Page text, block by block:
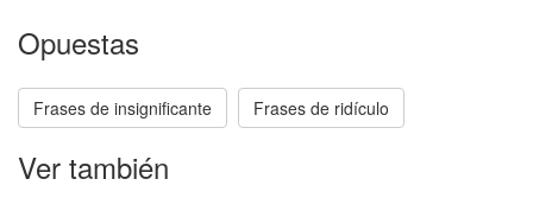
Opuestas
Frases de insignificante Frases de ridículo
Ver también